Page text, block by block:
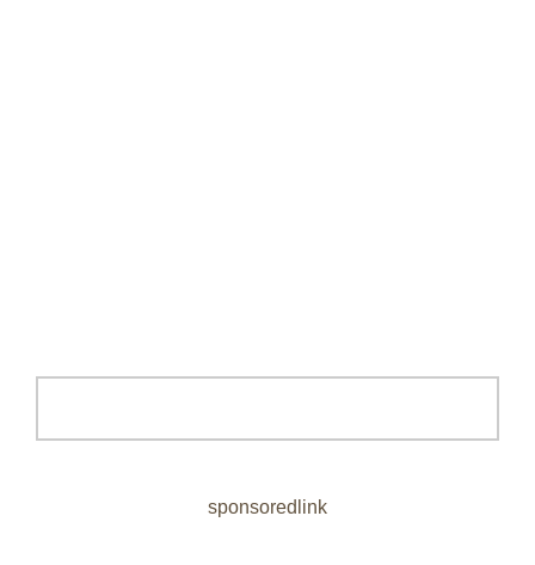
sponsoredlink